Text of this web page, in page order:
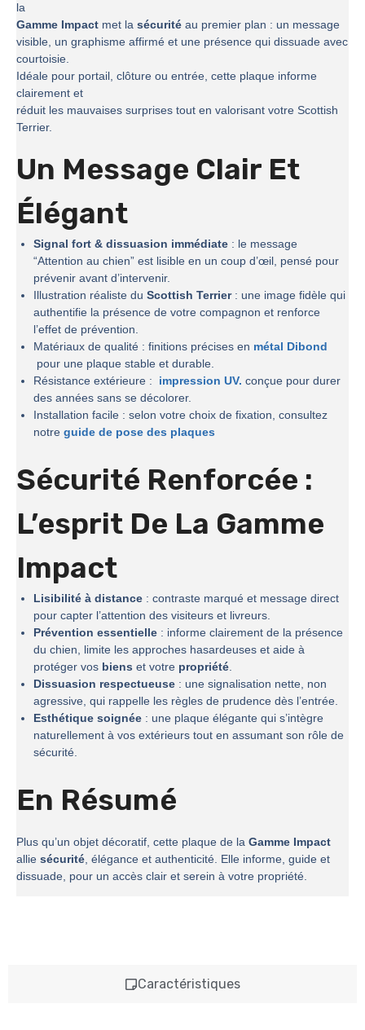
Caractéristiques
la
Gamme Impact met la sécurité au premier plan : un message
visible, un graphisme affirmé et une présence qui dissuade avec
courtoisie.
Idéale pour portail, clôture ou entrée, cette plaque informe
clairement et
réduit les mauvaises surprises tout en valorisant votre Scottish
Terrier.
Un Message Clair Et
Élégant
Signal fort & dissuasion immédiate : le message
“Attention au chien” est lisible en un coup d’œil, pensé pour
prévenir avant d’intervenir.
Illustration réaliste du Scottish Terrier: une image fidèle qui
authentifie la présence de votre compagnon et renforce
l’effet de prévention.
Matériaux de qualité : finitions précises en métal Dibond
pour une plaque stable et durable.
Résistance extérieure :
impression UV. conçue pour durer
des années sans se décolorer.
Installation facile : selon votre choix de fixation, consultez
notre guide de pose des plaques
Sécurité Renforcée :
L’esprit De La Gamme
Impact
Lisibilité à distance : contraste marqué et message direct
pour capter l’attention des visiteurs et livreurs.
Prévention essentielle : informe clairement de la présence
du chien, limite les approches hasardeuses et aide à
protéger vos biens et votre propriété.
Dissuasion respectueuse : une signalisation nette, non
agressive, qui rappelle les règles de prudence dès l’entrée.
Esthétique soignée : une plaque élégante qui s’intègre
naturellement à vos extérieurs tout en assumant son rôle de
sécurité.
En Résumé
Plus qu’un objet décoratif, cette plaque de la Gamme Impact
allie sécurité, élégance et authenticité. Elle informe, guide et
dissuade, pour un accès clair et serein à votre propriété.